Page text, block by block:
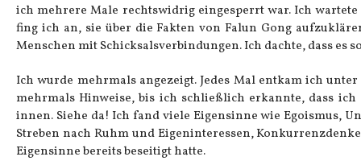
ich mehrere Male rechtswidrig eingesperrt war. Ich
fing ich an, sie über die Fakten von Falun Gong
Menschen mit Schicksalsverbindungen. Ich dachte, dass
Ich wurde mehrmals angezeigt. Jedes Mal entkam ich
mehrmals Hinweise, bis ich schließlich erkannte, dass
innen. Siehe da! Ich fand viele Eigensinne wie Egoismus,
Streben nach Ruhm und Eigeninteressen,
Eigensinne bereits beseitigt hatte.